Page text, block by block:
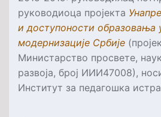
руководиоца пројекта
и доступоности образовања
модернизације Србије
Министарство просвете,
развоја, број ИИИ47008),
Институт за педагошка